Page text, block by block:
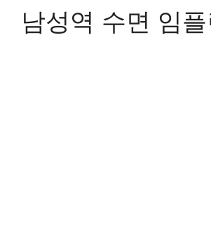
남성역 수면 임